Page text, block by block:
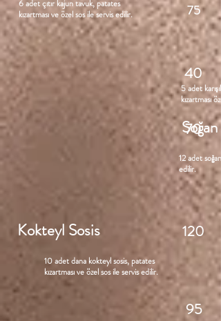
6 adet çıtır kajun tavuk, patates
kızartması ve özel sos ile servis edilir.
75
40
5 adet
kızartması
Soğan
70
12 adet
edilir.
Kokteyl Sosis 120
10 adet dana kokteyl sosis, patates
kızartması ve özel sos ile servis edilir.
95